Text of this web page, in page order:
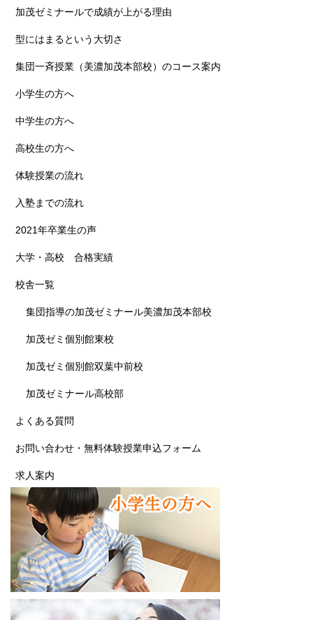
加茂ゼミナールで成績が上がる理由
型にはまるという大切さ
集団一斉授業（美濃加茂本部校）のコース案内
小学生の方へ
中学生の方へ
高校生の方へ
体験授業の流れ
入塾までの流れ
2021年卒業生の声
大学・高校 合格実績
校舎一覧
集団指導の加茂ゼミナール美濃加茂本部校
加茂ゼミ個別館東校
加茂ゼミ個別館双葉中前校
加茂ゼミナール高校部
よくある質問
お問い合わせ・無料体験授業申込フォーム
求人案内